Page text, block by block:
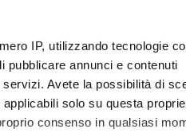
IP, utilizzando tecnologie
pubblicare annunci e contenuti
Avete la possibilità di
solo su questa
consenso in qualsiasi